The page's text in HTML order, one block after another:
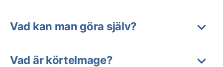
Vad kan man göra själv?
Vad är körtelmage?